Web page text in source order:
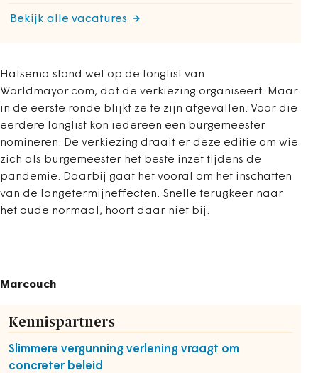
Bekijk alle vacatures
Halsema stond wel op de longlist van
Worldmayor.com, dat de verkiezing organiseert. Maar
in de eerste ronde blijkt ze te zijn afgevallen. Voor die
eerdere longlist kon iedereen een burgemeester
nomineren. De verkiezing draait er deze editie om wie
zich als burgemeester het beste inzet tijdens de
pandemie. Daarbij gaat het vooral om het inschatten
van de langetermijneffecten. Snelle terugkeer naar
het oude normaal, hoort daar niet bij.
Marcouch
Kennispartners
Slimmere vergunning verlening vraagt om
concreter beleid